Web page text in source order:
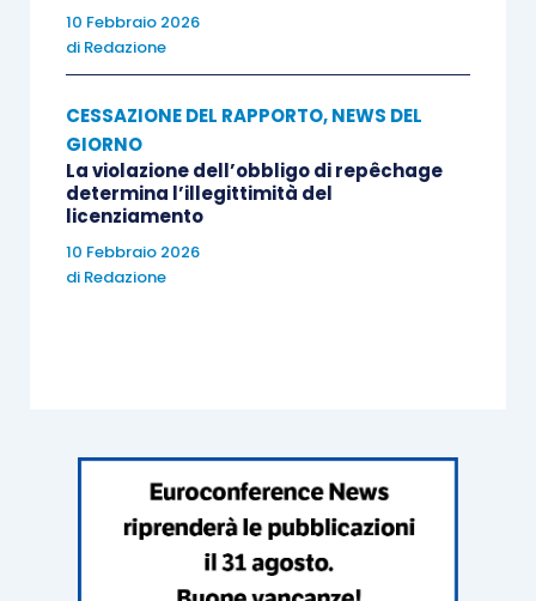
10 Febbraio 2026
di Redazione
CESSAZIONE DEL RAPPORTO,NEWS DEL
GIORNO
La violazione dell’obbligo di repêchage
determina l’illegittimità del
licenziamento
10 Febbraio 2026
di Redazione